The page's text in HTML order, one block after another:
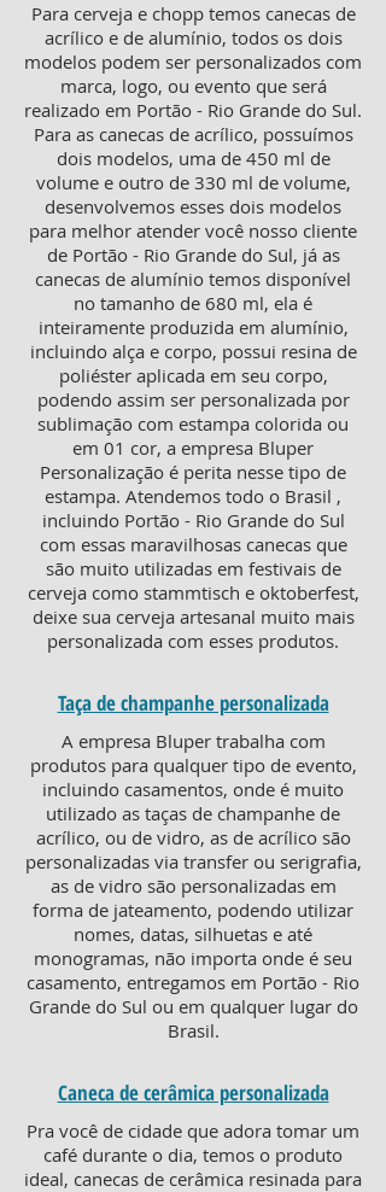
Para cerveja e chopp temos canecas de
acrílico e de alumínio, todos os dois
modelos podem ser personalizados com
marca, logo, ou evento que será
realizado em Portão - Rio Grande do Sul.
Para as canecas de acrílico, possuímos
dois modelos, uma de 450 ml de
volume e outro de 330 ml de volume,
desenvolvemos esses dois modelos
para melhor atender você nosso cliente
de Portão - Rio Grande do Sul, já as
canecas de alumínio temos disponível
no tamanho de 680 ml, ela é
inteiramente produzida em alumínio,
incluindo alça e corpo, possui resina de
poliéster aplicada em seu corpo,
podendo assim ser personalizada por
sublimação com estampa colorida ou
em 01 cor, a empresa Bluper
Personalização é perita nesse tipo de
estampa. Atendemos todo o Brasil ,
incluindo Portão - Rio Grande do Sul
com essas maravilhosas canecas que
são muito utilizadas em festivais de
cerveja como stammtisch e oktoberfest,
deixe sua cerveja artesanal muito mais
personalizada com esses produtos.
Taça de champanhe personalizada
A empresa Bluper trabalha com
produtos para qualquer tipo de evento,
incluindo casamentos, onde é muito
utilizado as taças de champanhe de
acrílico, ou de vidro, as de acrílico são
personalizadas via transfer ou serigrafia,
as de vidro são personalizadas em
forma de jateamento, podendo utilizar
nomes, datas, silhuetas e até
monogramas, não importa onde é seu
casamento, entregamos em Portão - Rio
Grande do Sul ou em qualquer lugar do
Brasil.
Caneca de cerâmica personalizada
Pra você de cidade que adora tomar um
café durante o dia, temos o produto
ideal, canecas de cerâmica resinada para